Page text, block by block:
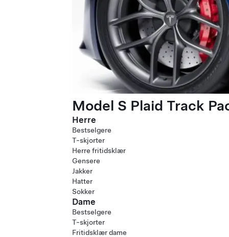
Model S Plaid Track
Herre
Bestselgere
T-skjorter
Herre fritidsklær
Gensere
Jakker
Hatter
Sokker
Dame
Bestselgere
T-skjorter
Fritidsklær dame